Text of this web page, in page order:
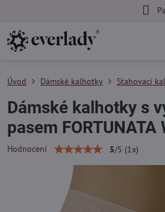
Úvod Dámské kalhotky Stahovací
Dámské kalhotky s
pasem FORTUNATA
Hodnocení 5/5 (1 x)